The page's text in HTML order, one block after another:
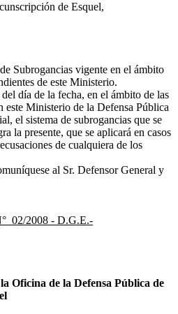
de Esquel,
Subrogancias vigente en el ámbito
de este Ministerio.
día de la fecha, en el ámbito de las
este Ministerio de la Defensa Pública
el sistema de subrogancias que se
la presente, que se aplicará en casos
de cualquiera de los
al Sr. Defensor General y
02/2008 - D.G.E.-
Oficina de la Defensa Pública de